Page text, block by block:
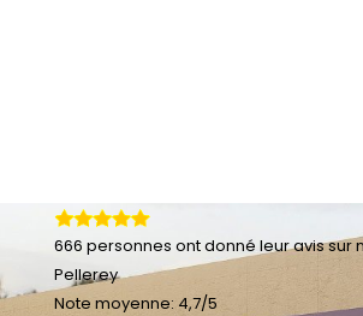
666 personnes ont donné leuravis sur
Pellerey
Note moyenne: 4,7/5